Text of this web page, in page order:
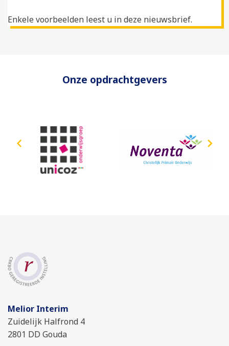
Enkele voorbeelden leest u in deze nieuwsbrief.
Onze opdrachtgevers
Melior Interim
Zuidelijk Halfrond 4
2801 DD Gouda